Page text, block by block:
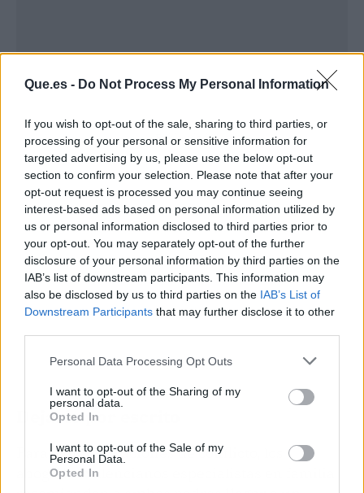
Que.es - Do Not Process My Personal Information
If you wish to opt-out of the sale, sharing to third parties, or
processing of your personal or sensitive information for
targeted advertising by us, please use the below opt-out
section to confirm your selection. Please note that after your
opt-out request is processed you may continue seeing
interest-based ads based on personal information utilized by
us or personal information disclosed to third parties prior to
your opt-out. You may separately opt-out of the further
disclosure of your personal information by third parties on the
IAB’s list of downstream participants. This information may
also be disclosed by us to third parties on the IAB’s List of
Downstream Participants that may further disclose it to other
Personal Data Processing Opt Outs
I want to opt-out of the Sharing of my
personal data.
Opted In
I want to opt-out of the Sale of my
Personal Data.
Opted In
Publicidad
Dejarlo por escrito
Para evitar situaciones de conflicto, los
abogados valencianos especialistas en familia